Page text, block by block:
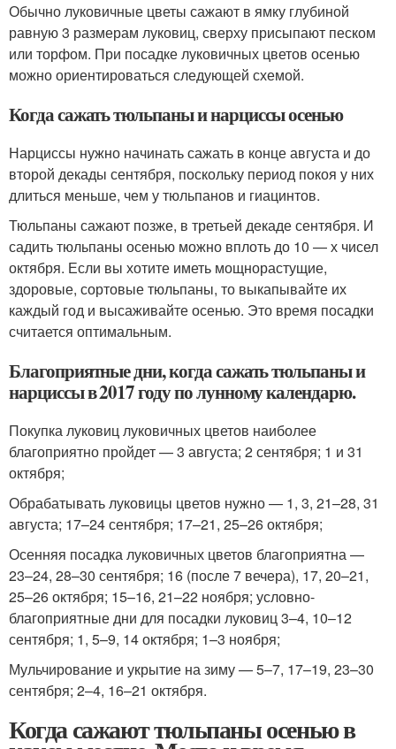
Обычно луковичные цветы сажают в ямку глубиной
равную 3 размерам луковиц, сверху присыпают песком
или торфом. При посадке луковичных цветов осенью
можно ориентироваться следующей схемой.
Когда сажать тюльпаны и нарциссы осенью
Нарциссы нужно начинать сажать в конце августа и до
второй декады сентября, поскольку период покоя у них
длиться меньше, чем у тюльпанов и гиацинтов.
Тюльпаны сажают позже, в третьей декаде сентября. И
садить тюльпаны осенью можно вплоть до 10 — х чисел
октября. Если вы хотите иметь мощнорастущие,
здоровые, сортовые тюльпаны, то выкапывайте их
каждый год и высаживайте осенью. Это время посадки
считается оптимальным.
Благоприятные дни, когда сажать тюльпаны и
нарциссы в 2017 году по лунному календарю.
Покупка луковиц луковичных цветов наиболее
благоприятно пройдет — 3 августа; 2 сентября; 1 и 31
октября;
Обрабатывать луковицы цветов нужно — 1, 3, 21–28, 31
августа; 17–24 сентября; 17–21, 25–26 октября;
Осенняя посадка луковичных цветов благоприятна —
23–24, 28–30 сентября; 16 (после 7 вечера), 17, 20–21,
25–26 октября; 15–16, 21–22 ноября; условно-
благоприятные дни для посадки луковиц 3–4, 10–12
сентября; 1, 5–9, 14 октября; 1–3 ноября;
Мульчирование и укрытие на зиму — 5–7, 17–19, 23–30
сентября; 2–4, 16–21 октября.
Когда сажают тюльпаны осенью в